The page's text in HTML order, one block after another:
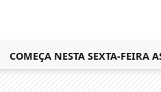
COMEÇA NESTA SEXTA-FEIRA